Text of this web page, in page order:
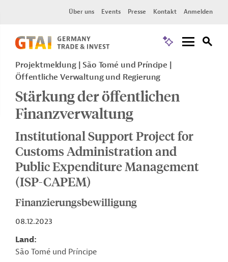
Über uns Events Presse Kontakt Anmelden
Projektmeldung
São Tomé und Príncipe
Öffentliche Verwaltung und Regierung
Stärkung der öffentlichen
Finanzverwaltung
Institutional Support Project for
Customs Administration and
Public Expenditure Management
(ISP-CAPEM)
Finanzierungsbewilligung
08.12.2023
Land
São Tomé und Príncipe